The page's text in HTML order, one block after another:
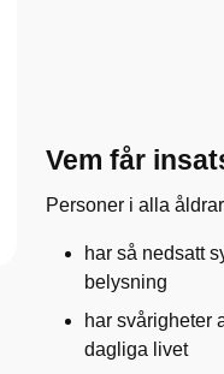
Vem får
Personer i alla
har så nedsatt
belysning
har svårigheter
dagliga livet